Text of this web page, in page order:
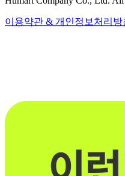
이용약관 & 개인정보처리방